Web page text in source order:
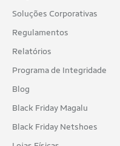
Soluções Corporativas
Regulamentos
Relatórios
Programa de Integridade
Blog
Black Friday Magalu
Black Friday Netshoes